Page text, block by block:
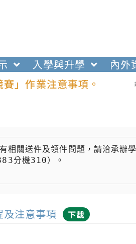
入學與升學
內外
」作業注意事項。
關送件及領件問題，請洽承辦
分機310）。
注意事項 下載